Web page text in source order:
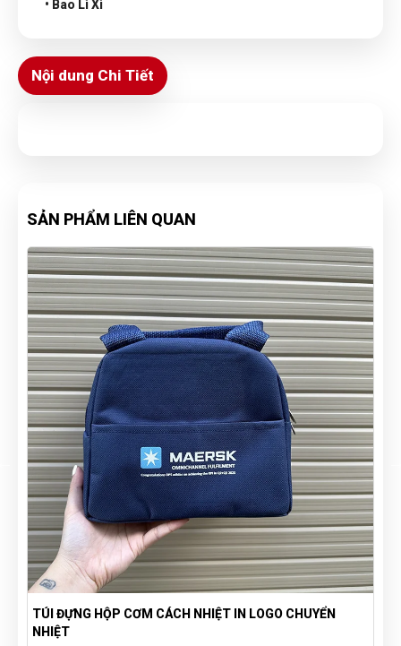
• Bao Lì Xì
Nội dung Chi Tiết
SẢN PHẨM LIÊN QUAN
BỘ MUỖNG ĐŨA DAO NĨA LÚA MẠCH NHIỀU MÀU